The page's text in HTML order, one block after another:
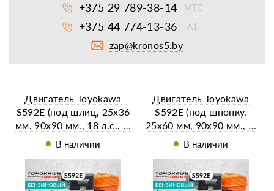
МТС
+375 29 789-38-14
А1
+375 44 774-13-36
zap@kronos5.by
Двигатель Toyokawa
S592E (под шлиц, 25х36
мм, 90х90 мм., 18 л.с., …
В наличии
Двигатель Toyokawa
S592E (под шпонку,
25х60 мм, 90х90 мм., …
В наличии